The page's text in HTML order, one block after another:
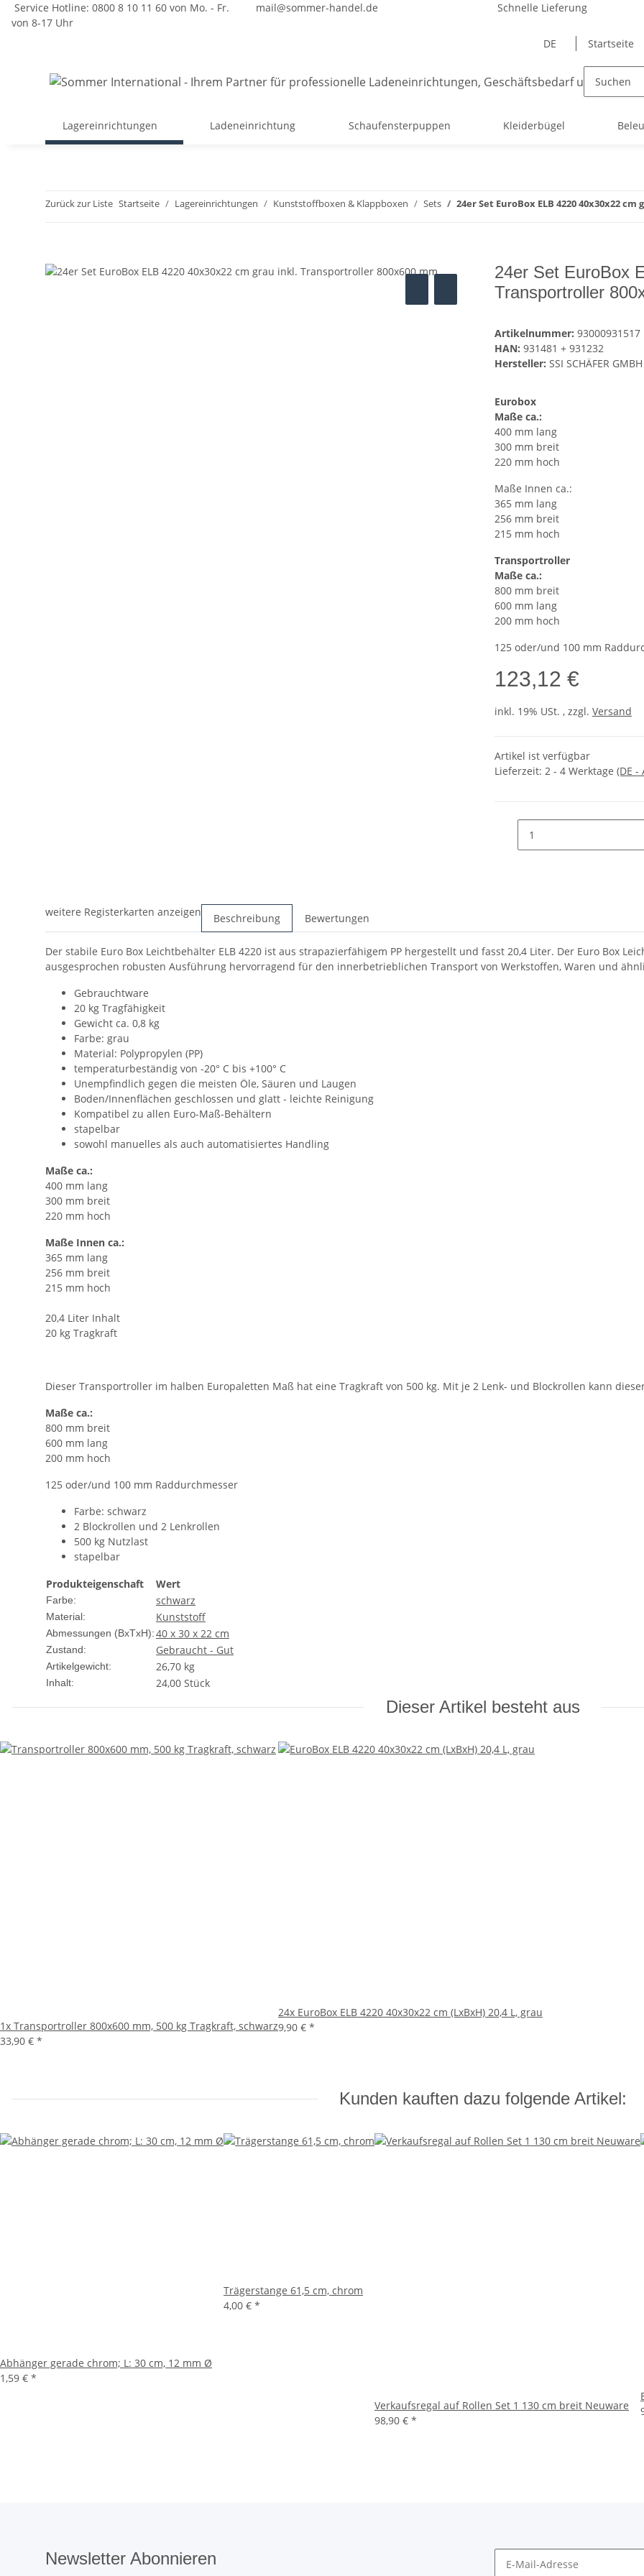
Service Hotline: 0800 8 10 11 60 von Mo. - Fr.
von 8-17 Uhr
mail@sommer-handel.de Schnelle Lieferung
DE Startseite
Lagereinrichtungen Ladeneinrichtung Schaufensterpuppen Kleiderbügel
Zurück zur Liste Startseite Lagereinrichtungen Kunststoffboxen & Klappboxen Sets 24er Set EuroBox ELB 4220 40x30x22
24er Set EuroBox
Transportroller
Artikelnummer: 93000931517
HAN: 931481 + 931232
Hersteller: SSI SCHÄFER
Eurobox
Maße ca.:
400 mm lang
300 mm breit
220 mm hoch
Maße Innen ca.:
365 mm lang
256 mm breit
215 mm hoch
Transportroller
Maße ca.:
800 mm breit
600 mm lang
200 mm hoch
125 oder/und 100 mm
123,12 €
inkl. 19% USt. , zzgl. Versand
Artikel ist verfügbar
Lieferzeit: 2 - 4 Werktage (DE
weitere Registerkarten anzeigen Beschreibung Bewertungen
Der stabile Euro Box Leichtbehälter ELB 4220 ist aus strapazierfähigem PP hergestellt und fasst 20,4 Liter. Der Euro Box
ausgesprochen robusten Ausführung hervorragend für den innerbetrieblichen Transport von Werkstoffen, Waren und
Gebrauchtware
20 kg Tragfähigkeit
Gewicht ca. 0,8 kg
Farbe: grau
Material: Polypropylen (PP)
temperaturbeständig von -20° C bis +100° C
Unempfindlich gegen die meisten Öle, Säuren und Laugen
Boden/Innenflächen geschlossen und glatt - leichte Reinigung
Kompatibel zu allen Euro-Maß-Behältern
stapelbar
sowohl manuelles als auch automatisiertes Handling
Maße ca.:
400 mm lang
300 mm breit
220 mm hoch
Maße Innen ca.:
365 mm lang
256 mm breit
215 mm hoch
20,4 Liter Inhalt
20 kg Tragkraft
Dieser Transportroller im halben Europaletten Maß hat eine Tragkraft von 500 kg. Mit je 2 Lenk- und Blockrollen kann
Maße ca.:
800 mm breit
600 mm lang
200 mm hoch
125 oder/und 100 mm Raddurchmesser
Farbe: schwarz
2 Blockrollen und 2 Lenkrollen
500 kg Nutzlast
stapelbar
Produkteigenschaft
Wert
Farbe: schwarz
Material: Kunststoff
Abmessungen (BxTxH):40 x 30 x 22 cm
Zustand: Gebraucht - Gut
Artikelgewicht: 26,70 kg
Inhalt: 24,00 Stück
Dieser Artikel besteht aus
1x Transportroller 800x600 mm, 500 kg Tragkraft, schwarz
33,90 € *
24x EuroBox ELB 4220 40x30x22 cm (LxBxH) 20,4 L, grau
9,90 € *
Kunden kauften dazu folgende Artikel:
Abhänger gerade chrom; L: 30 cm, 12 mm Ø
1,59 € *
Trägerstange 61,5 cm, chrom
4,00 € *
Verkaufsregal auf Rollen Set 1 130 cm breit Neuware
98,90 € *
Newsletter Abonnieren